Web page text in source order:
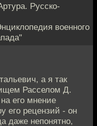
Русско-
военного
а я так
Расселом Д.
его мнение
его рецензий - он
даже непонятно,